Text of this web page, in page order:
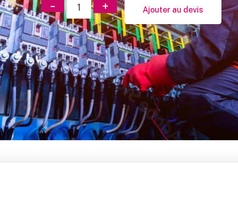
Ajouter au devis